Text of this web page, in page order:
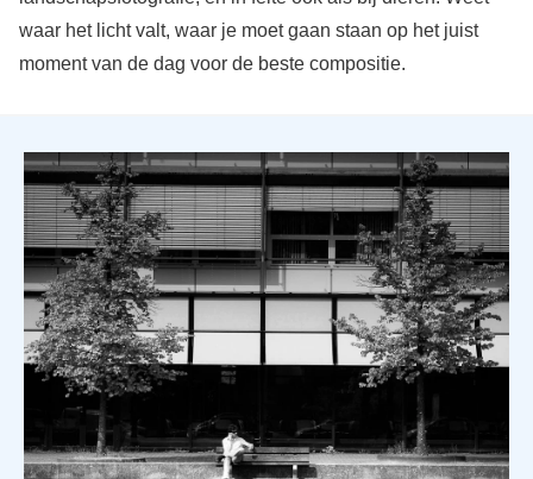
waar het licht valt, waar je moet gaan staan op het juist
moment van de dag voor de beste compositie.